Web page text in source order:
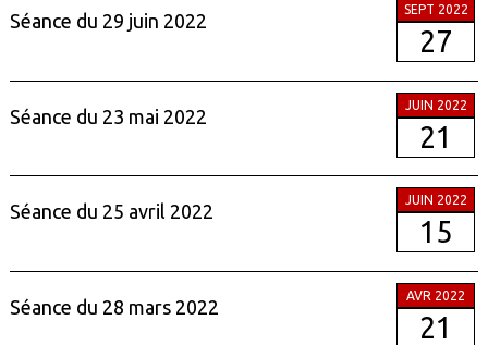
Séance du 29 juin 2022
SEPT 2022
27
Séance du 23 mai 2022
JUIN 2022
21
Séance du 25 avril 2022
JUIN 2022
15
Séance du 28 mars 2022
AVR 2022
21